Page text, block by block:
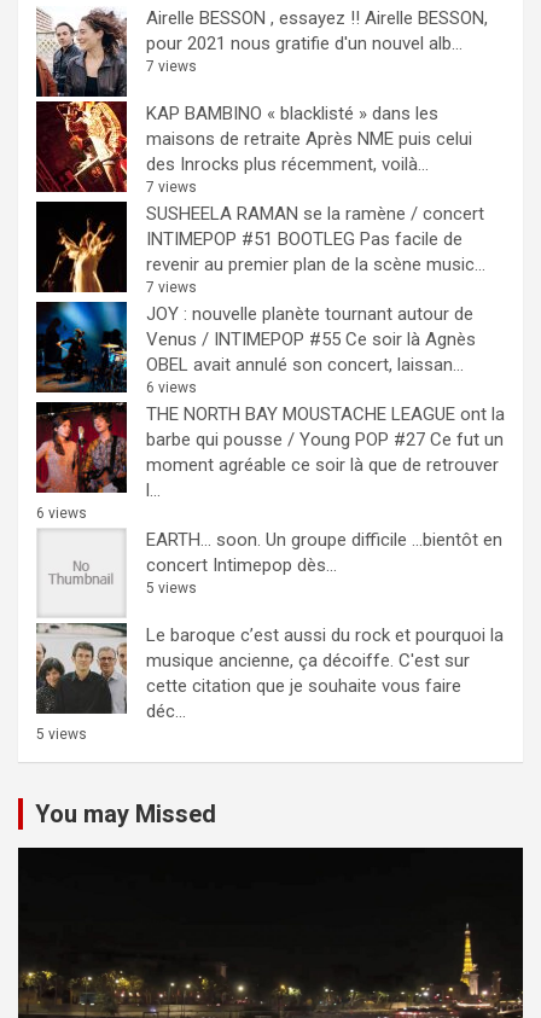
Airelle BESSON , essayez !! Airelle BESSON,
pour 2021 nous gratifie d'un nouvel alb...
7 views
KAP BAMBINO « blacklisté » dans les
maisons de retraite Après NME puis celui
des Inrocks plus récemment, voilà...
7 views
SUSHEELA RAMAN se la ramène / concert
INTIMEPOP #51 BOOTLEG Pas facile de
revenir au premier plan de la scène music...
7 views
JOY : nouvelle planète tournant autour de
Venus / INTIMEPOP #55 Ce soir là Agnès
OBEL avait annulé son concert, laissan...
6 views
THE NORTH BAY MOUSTACHE LEAGUE ont la
barbe qui pousse / Young POP #27 Ce fut un
moment agréable ce soir là que de retrouver
l...
6 views
EARTH… soon. Un groupe difficile ...bientôt en
concert Intimepop dès...
5 views
Le baroque c’est aussi du rock et pourquoi la
musique ancienne, ça décoiffe. C'est sur
cette citation que je souhaite vous faire
déc...
5 views
You may Missed